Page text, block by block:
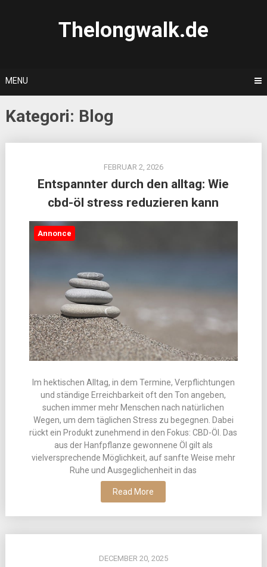
Thelongwalk.de
MENU
Kategori: Blog
FEBRUAR 2, 2026
Entspannter durch den alltag: Wie
cbd-öl stress reduzieren kann
Annonce
Im hektischen Alltag, in dem Termine, Verpflichtungen
und ständige Erreichbarkeit oft den Ton angeben,
suchen immer mehr Menschen nach natürlichen
Wegen, um dem täglichen Stress zu begegnen. Dabei
rückt ein Produkt zunehmend in den Fokus: CBD-Öl. Das
aus der Hanfpflanze gewonnene Öl gilt als
vielversprechende Möglichkeit, auf sanfte Weise mehr
Ruhe und Ausgeglichenheit in das
Read More
DECEMBER 20, 2025